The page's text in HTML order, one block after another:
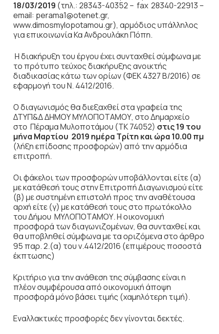
18/03/2019 (τηλ.: 28343-40352 – fax 28340-22913 –
email: perama1@otenet.gr,
www.dimosmylopotamou.gr), αρμόδιος υπάλληλος
για επικοινωνία Κα Ανδρουλάκη Πόπη.
Η διακήρυξη του έργου έχει συνταχθεί σύμφωνα με
το πρότυπο τεύχος διακήρυξης ανοικτής
διαδικασίας κάτω των ορίων (ΦΕΚ 4327 Β/2016) σε
εφαρμογή του Ν. 4412/2016.
Ο διαγωνισμός θα διεξαχθεί στα γραφεία της
ΔΤΥΠ&Δ ΔΗΜΟΥ ΜΥΛΟΠΟΤΑΜΟΥ, στο Δημαρχείο
στο Πέραμα Μυλοποτάμου (ΤΚ 74052) στις 19 του
μήνα Μαρτίου 2019 ημέρα Τρίτη και ώρα 10.00 πμ
(λήξη επίδοσης προσφορών) από την αρμόδια
επιτροπή.
Οι φάκελοι των προσφορών υποβάλλονται είτε (α)
με κατάθεσή τους στην Επιτροπή Διαγωνισμού είτε
(β) με συστημένη επιστολή προς την αναθέτουσα
αρχή είτε (γ) με κατάθεσή τους στο πρωτόκολλο
του Δήμου ΜΥΛΟΠΟΤΑΜΟΥ. Η οικονομική
προσφορά των διαγωνιζομένων, θα συνταχθεί και
θα υποβληθεί σύμφωνα με τα οριζόμενα στο άρθρο
95 παρ. 2.(α) του ν.4412/2016 (επιμέρους ποσοστά
έκπτωσης)
Κριτήριο για την ανάθεση της σύμβασης είναι η
πλέον συμφέρουσα από οικονομική άποψη
προσφορά μόνο βάσει τιμής (χαμηλότερη τιμή).
Εναλλακτικές προσφορές δεν γίνονται δεκτές.